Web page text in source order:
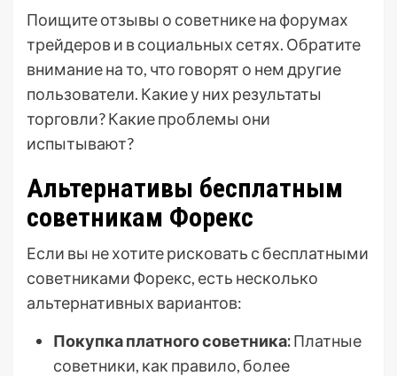
Поищите отзывы о советнике на форумах
трейдеров и в социальных сетях. Обратите
внимание на то, что говорят о нем другие
пользователи. Какие у них результаты
торговли? Какие проблемы они
испытывают?
Альтернативы бесплатным
советникам Форекс
Если вы не хотите рисковать с бесплатными
советниками Форекс, есть несколько
альтернативных вариантов:
Покупка платного советника:Платные
советники, как правило, более